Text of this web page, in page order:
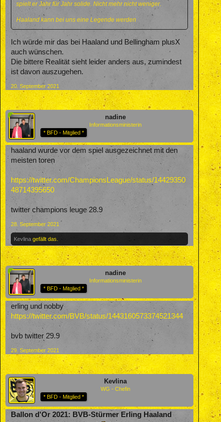
spielt er Jahr für Jahr solide. Nicht mehr nicht weniger.
Haaland kann bei uns eine Legende werden
Ich würde mir das bei Haaland und Bellingham plusX
auch wünschen.
Die bittere Realität sieht leider anders aus, zumindest
ist davon auszugehen.
20. September 2021
nadine
Informationsministerin
* BFD - Mitglied *
haaland wurde vor dem spiel ausgezeichnet mit den
meisten toren
https://twitter.com/ChampionsLeague/status/14429350
48714395650
twitter champions leuge 28.9
28. September 2021
Kevlina gefällt das.
nadine
Informationsministerin
* BFD - Mitglied *
erling und nobby
https://twitter.com/BVB/status/1443160573374521344
bvb twitter 29.9
29. September 2021
Kevlina
WG - Chefin
* BFD - Mitglied *
Ballon d'Or 2021: BVB-Stürmer Erling Haaland